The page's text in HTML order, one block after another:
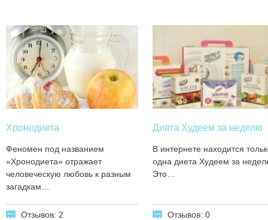
Хронодиета
Феномен под названием
«Хронодиета» отражает
человеческую любовь к разным
загадкам…
Отзывов: 2
Диета Худеем за неделю
В интернете находится
одна диета Худеем за
Это…
Отзывов: 0